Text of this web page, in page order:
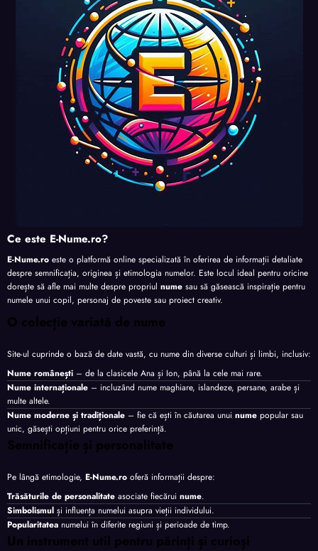
perso
nalita
te
perso
nalita
te
Ce este E-Nume.ro?
E-Nume.ro este o platformă online specializată în oferirea de informații detaliate
despre semnificația, originea și etimologia numelor. Este locul ideal pentru oricine
dorește să afle mai multe despre propriul nume sau să găsească inspirație pentru
numele unui copil, personaj de poveste sau proiect creativ.
O colecție variată de nume
Site-ul cuprinde o bază de date vastă, cu nume din diverse culturi și limbi, inclusiv:
Nume românești – de la clasicele Ana și Ion, până la cele mai rare.
Nume internaționale – incluzând nume maghiare, islandeze, persane, arabe și
multe altele.
Nume moderne și tradiționale – fie că ești în căutarea unui nume popular sau
unic, găsești opțiuni pentru orice preferință.
Semnificație și personalitate
Pe lângă etimologie, E-Nume.ro oferă informații despre:
Trăsăturile de personalitate asociate fiecărui nume.
Simbolismul și influența numelui asupra vieții individului.
Popularitatea numelui în diferite regiuni și perioade de timp.
Un instrument util pentru părinți și curioși